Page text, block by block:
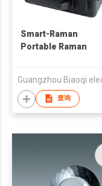
Smart-Raman
Portable Raman
查询